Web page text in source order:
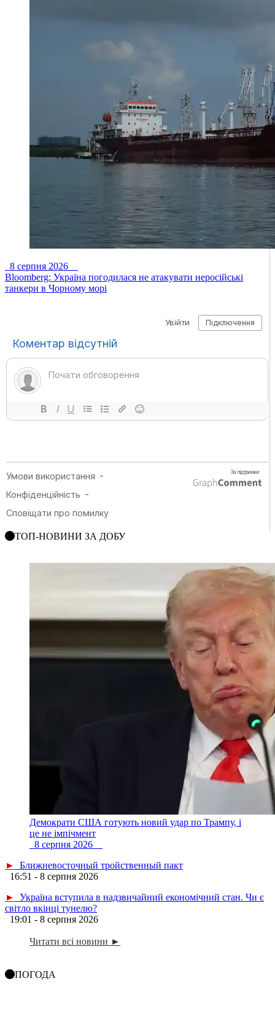
8 серпня 2026
Bloomberg: Україна погодилася не атакувати неросійські
танкери в Чорному морі
ТОП-НОВИНИ ЗА ДОБУ
Демократи США готують новий удар по Трампу, і
це не імпічмент
8 серпня 2026
►
Ближневосточный тройственный пакт
16:51 - 8 серпня 2026
►
Україна вступила в надзвичайний економічний стан. Чи є
світло вкінці тунелю?
19:01 - 8 серпня 2026
Читати всі новини ►
ПОГОДА